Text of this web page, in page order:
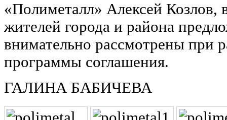
«Полиметалл» Алексей Козлов,
жителей города и района
внимательно рассмотрены при
программы соглашения.
ГАЛИНА БАБИЧЕВА